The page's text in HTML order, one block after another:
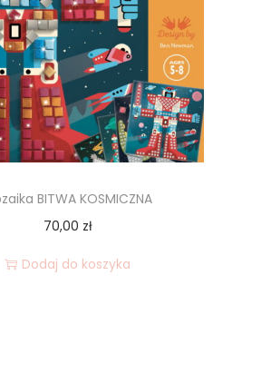
BITWA KOSMICZNA
70,00 zł
Dodaj do koszyka